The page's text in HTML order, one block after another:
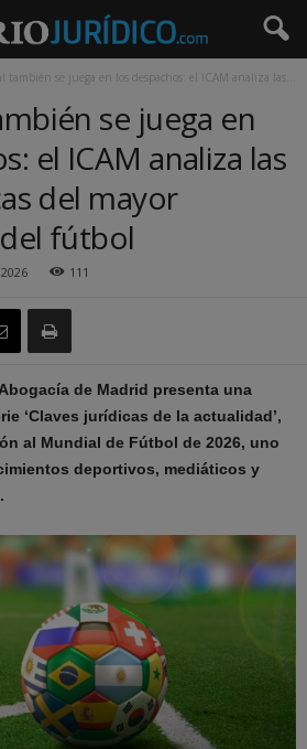
también se juega en los despachos: el ICAM analiza las...
se juega en
el ICAM analiza las
del mayor
fútbol
111
de Madrid presenta una
‘Claves jurídicas de la actualidad’,
al Mundial de Fútbol de 2026, uno
deportivos, mediáticos y